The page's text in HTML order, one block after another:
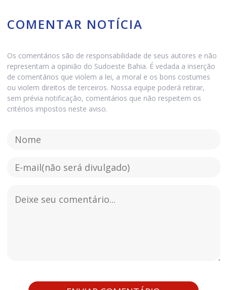
COMENTAR NOTÍCIA
Os comentários são de responsabilidade de seus autores e não
representam a opinião do Sudoeste Bahia. É vedada a inserção
de comentários que violem a lei, a moral e os bons costumes
ou violem direitos de terceiros. Nossa equipe poderá retirar,
sem prévia notificação, comentários que não respeitem os
critérios impostos neste aviso.